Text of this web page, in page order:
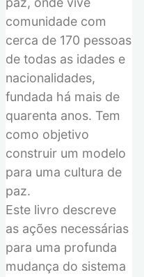
comunidade com
cerca de 170 pessoas
de todas as idades e
nacionalidades,
fundada há mais de
quarenta anos. Tem
como objetivo
construir um modelo
para uma cultura de
paz.
Este livro descreve
as ações necessárias
para uma profunda
mudança do sistema